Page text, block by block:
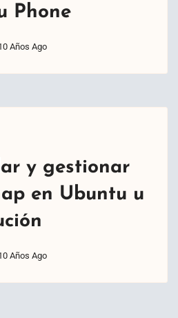
Phone
Años Ago
y gestionar
en Ubuntu u
Años Ago